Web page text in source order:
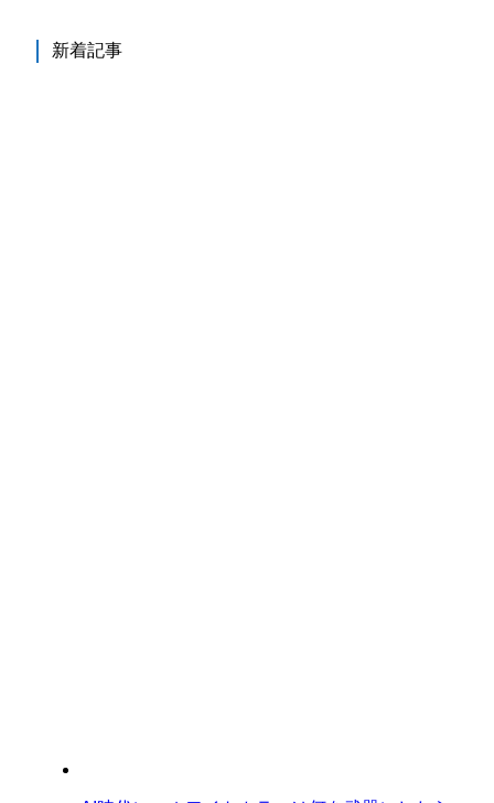
新着記事